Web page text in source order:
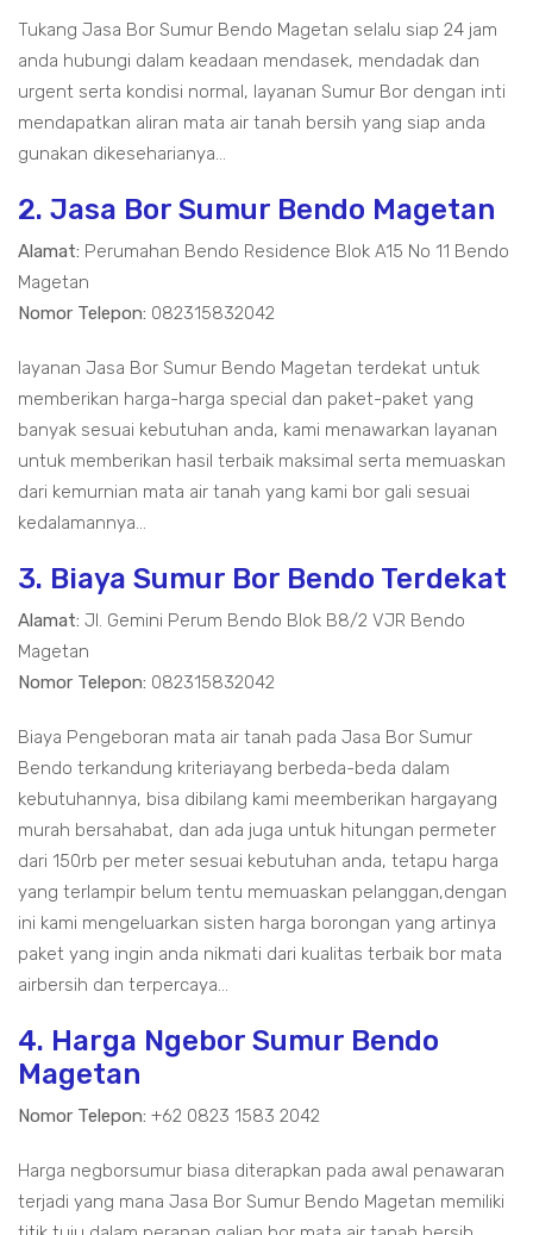
Tukang Jasa Bor Sumur Bendo Magetan selalu siap 24 jam
anda hubungi dalam keadaan mendasek, mendadak dan
urgent serta kondisi normal, layanan Sumur Bor dengan inti
mendapatkan aliran mata air tanah bersih yang siap anda
gunakan dikeseharianya...
2. Jasa Bor Sumur Bendo Magetan
Alamat: Perumahan Bendo Residence Blok A15 No 11 Bendo
Magetan
Nomor Telepon: 082315832042
layanan Jasa Bor Sumur Bendo Magetan terdekat untuk
memberikan harga-harga special dan paket-paket yang
banyak sesuai kebutuhan anda, kami menawarkan layanan
untuk memberikan hasil terbaik maksimal serta memuaskan
dari kemurnian mata air tanah yang kami bor gali sesuai
kedalamannya...
3. Biaya Sumur Bor Bendo Terdekat
Alamat: Jl. Gemini Perum Bendo Blok B8/2 VJR Bendo
Magetan
Nomor Telepon: 082315832042
Biaya Pengeboran mata air tanah pada Jasa Bor Sumur
Bendo terkandung kriteriayang berbeda-beda dalam
kebutuhannya, bisa dibilang kami meemberikan hargayang
murah bersahabat, dan ada juga untuk hitungan permeter
dari 150rb per meter sesuai kebutuhan anda, tetapu harga
yang terlampir belum tentu memuaskan pelanggan,dengan
ini kami mengeluarkan sisten harga borongan yang artinya
paket yang ingin anda nikmati dari kualitas terbaik bor mata
airbersih dan terpercaya...
4. Harga Ngebor Sumur Bendo
Magetan
Nomor Telepon: +62 0823 1583 2042
Harga negborsumur biasa diterapkan pada awal penawaran
terjadi yang mana Jasa Bor Sumur Bendo Magetan memiliki